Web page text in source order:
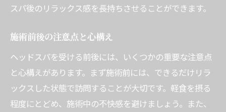
スパ後のリラックス感を長持ちさせることができます。
施術前後の注意点と心構え
ヘッドスパを受ける前後には、いくつかの重要な注意点
と心構えがあります。まず施術前には、できるだけリラ
ックスした状態で訪問することが大切です。軽食を摂る
程度にとどめ、施術中の不快感を避けましょう。また、